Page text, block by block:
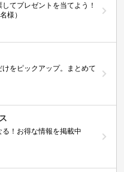
てプレゼントを当てよう！
様）
をピックアップ。まとめて
！お得な情報を掲載中